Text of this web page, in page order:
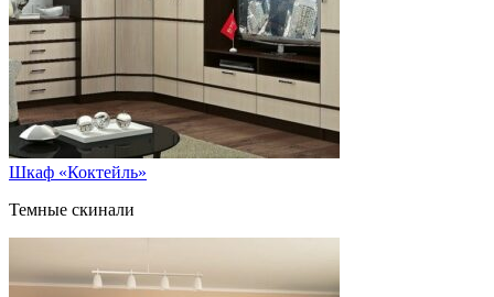
Шкаф «Коктейль»
Темные скинали